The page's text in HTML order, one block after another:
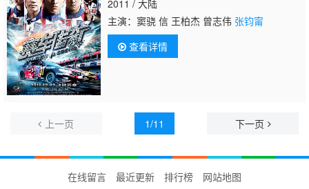
2011 / 大陆
主演：窦骁 信 王柏杰 曾志伟 张钧甯
查看详情
上一页 1/11 下一页
在线留言 最近更新 排行榜
网站地图